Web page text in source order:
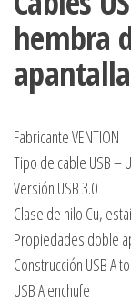
hembra
Fabricante VENTION
Tipo de cable USB –
Versión USB 3.0
Clase de hilo Cu,
Propiedades doble
Construcción USB A
USB A enchufe